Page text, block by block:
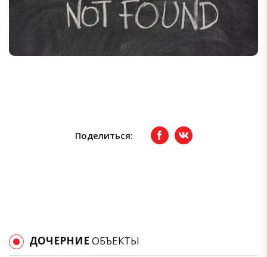
Поделиться: FacebookвКонтакте
ДОЧЕРНИЕ ОБЪЕКТЫ